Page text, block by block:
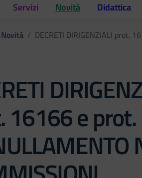
Servizi Novità Didattica
Novità DECRETI DIRIGENZIALI prot.
16166 e